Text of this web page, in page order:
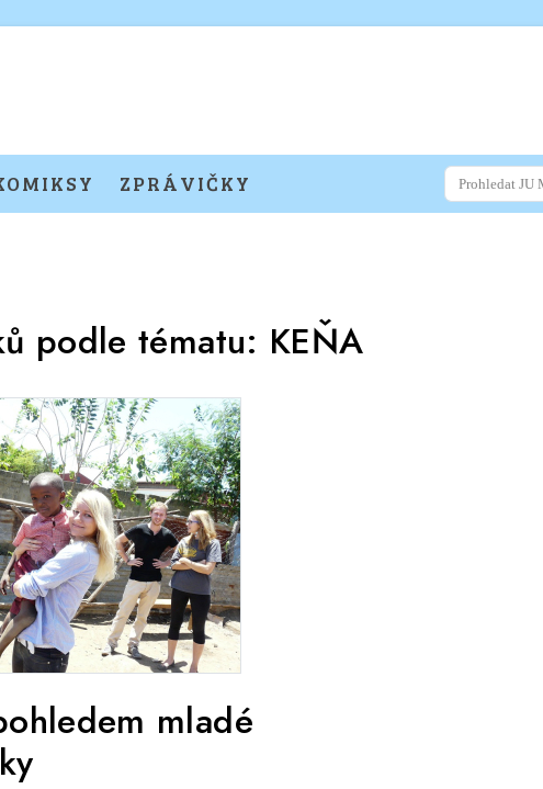
ZPRÁVIČKY
podle tématu: KEŇA
mladé